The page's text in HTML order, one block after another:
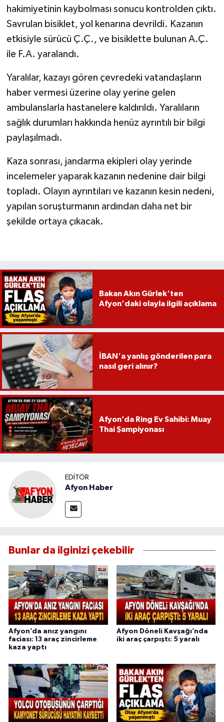
hakimiyetinin kaybolması sonucu kontrolden çıktı.
Savrulan bisiklet, yol kenarına devrildi. Kazanın
etkisiyle sürücü Ç.Ç., ve bisiklette bulunan A.Ç.
ile F.A. yaralandı.
Yaralılar, kazayı gören çevredeki vatandaşların
haber vermesi üzerine olay yerine gelen
ambulanslarla hastanelere kaldırıldı. Yaralıların
sağlık durumları hakkında henüz ayrıntılı bir bilgi
paylaşılmadı.
Kaza sonrası, jandarma ekipleri olay yerinde
incelemeler yaparak kazanın nedenine dair bilgi
topladı. Olayın ayrıntıları ve kazanın kesin nedeni,
yapılan soruşturmanın ardından daha net bir
şekilde ortaya çıkacak.
Bakan Akın Gürlek'ten
Afyon'daki olayla ilgili açıklama
İBAN'a yanlış gönderilen para
nasıl geri alınır?
Afyon’da Ring Ev Sahibi: Muay
Thai Şampiyonası
EDITÖR
Afyon Haber
Bunlar da ilginizi çekebilir
Afyon’da anız yangını
faciası: 13 araç zincirleme
kaza yaptı
Afyon Döneli Kavşağı’nda
iki araç çarpıştı: 5 yaralı